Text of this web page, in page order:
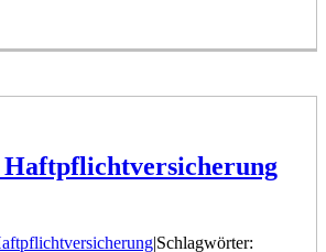
Haftpflichtversicherung
|Schlagwörter: